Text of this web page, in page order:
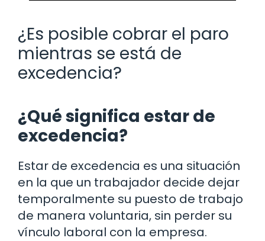
¿Es posible cobrar el paro
mientras se está de
excedencia?
¿Qué significa estar de
excedencia?
Estar de excedencia es una situación
en la que un trabajador decide dejar
temporalmente su puesto de trabajo
de manera voluntaria, sin perder su
vínculo laboral con la empresa.